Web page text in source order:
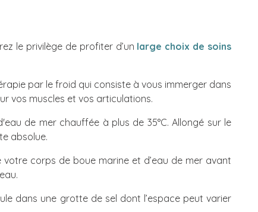
le privilège de profiter d’un large choix de soins
par le froid qui consiste à vous immerger dans
vos muscles et vos articulations.
de mer chauffée à plus de 35°C. Allongé sur le
absolue.
corps de boue marine et d’eau de mer avant
dans une grotte de sel dont l’espace peut varier